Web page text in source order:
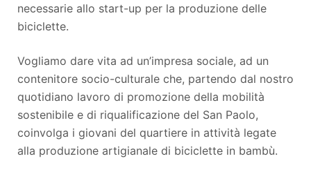
necessarie allo start-up per la produzione delle
biciclette.
Vogliamo dare vita ad un’impresa sociale, ad un
contenitore socio-culturale che, partendo dal nostro
quotidiano lavoro di promozione della mobilità
sostenibile e di riqualificazione del San Paolo,
coinvolga i giovani del quartiere in attività legate
alla produzione artigianale di biciclette in bambù.